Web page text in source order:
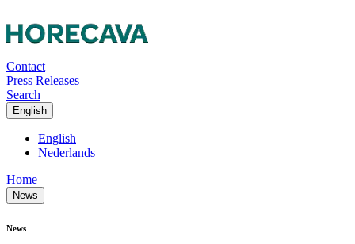
Contact
Press Releases
Search
English
English
Nederlands
Home
News
News